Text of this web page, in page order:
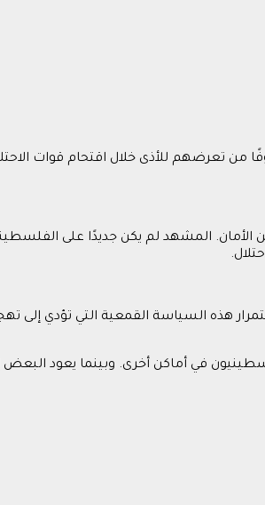
تعرضهم للأذى خلال اقتحام قوات
المشهد لم يكن جديدًا على
هذه السياسة القمعية التي تؤدي إلى
في أماكن أخرى. وبينما يعود البعض